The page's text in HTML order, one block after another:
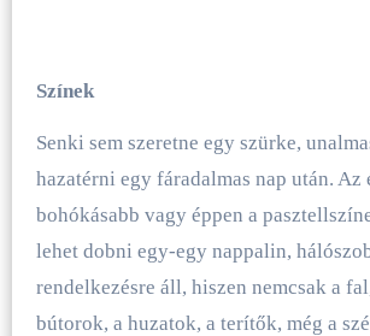
Színek
Senki sem szeretne egy szürke,
hazatérni egy fáradalmas nap után. Az
bohókásabb vagy éppen a
lehet dobni egy-egy nappalin,
rendelkezésre áll, hiszen nemcsak a
bútorok, a huzatok, a terítők, még a